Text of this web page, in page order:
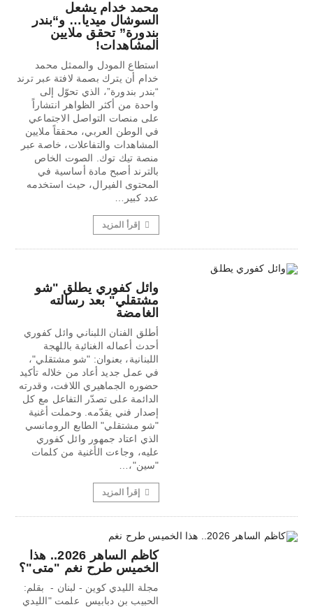
محمد خدام يشعل
السوشال ميديا… و“بندر
بندورة” تحقق ملايين
المشاهدات!
استطاع المودل والممثل محمد
خدام أن يترك بصمة لافتة عبر ترند
“بندر بندورة”، الذي تحوّل إلى
واحدة من أكثر الظواهر انتشاراً
على منصات التواصل الاجتماعي
في الوطن العربي، محققاً ملايين
المشاهدات والتفاعلات، خاصة عبر
منصة تيك توك. الصوت الخاص
بالترند أصبح مادة أساسية في
المحتوى الفيرال، حيث استخدمه
عدد كبير…
إقرأ المزيد
وائل كفوري يطلق "شو
مشتقلي" بعد رسالته
الغامضة
أطلق الفنان اللبناني وائل كفوري
أحدث أعماله الغنائية باللهجة
اللبنانية، بعنوان: "شو مشتقلي"،
في عمل جديد أعاد من خلاله تأكيد
حضوره الجماهيري اللافت، وقدرته
الدائمة على تصدّر التفاعل مع كل
إصدار فني يقدّمه. وحملت أغنية
"شو مشتقلي" الطابع الرومانسي
الذي اعتاد جمهور وائل كفوري
عليه، وجاءت الأغنية من كلمات
"سين"،…
إقرأ المزيد
كاظم الساهر 2026.. هذا
الخميس طرح نغم "متى"؟
مجلة الليدي كوين - لبنان - بقلم:
الحبيب بن دبابيس علمت "الليدي